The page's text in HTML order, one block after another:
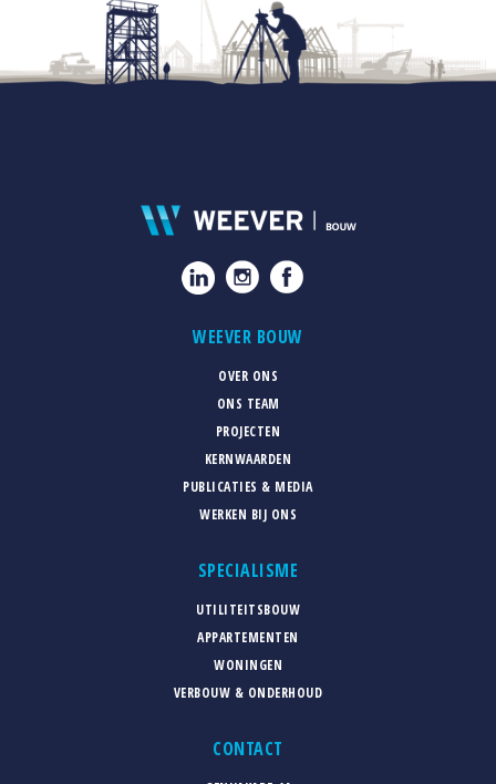
WEEVER BOUW
OVER ONS
ONS TEAM
PROJECTEN
KERNWAARDEN
PUBLICATIES & MEDIA
WERKEN BIJ ONS
SPECIALISME
UTILITEITSBOUW
APPARTEMENTEN
WONINGEN
VERBOUW & ONDERHOUD
CONTACT